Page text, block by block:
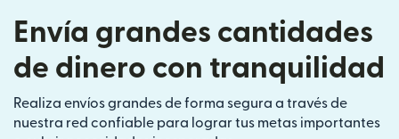
Envía grandes cantidades
de dinero con tranquilidad
Realiza envíos grandes de forma segura a través de
nuestra red confiable para lograr tus metas importantes